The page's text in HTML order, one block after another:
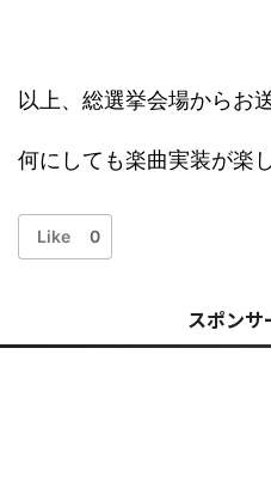
以上、総選挙会場からお
何にしても楽曲実装が楽
Like 0
スポンサ